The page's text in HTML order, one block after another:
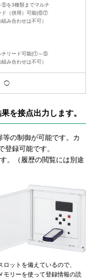
を3種類までマルチ
ド（併用）可能(⑥⑦
組み合わせは不可）
チリード可能(①～⑤
組み合わせは不可）
◯
を接点出力します。
の制御が可能です。カ
録可能です。
。（履歴の閲覧には別途
ロットを備えているので、
モリーを使って登録情報の読